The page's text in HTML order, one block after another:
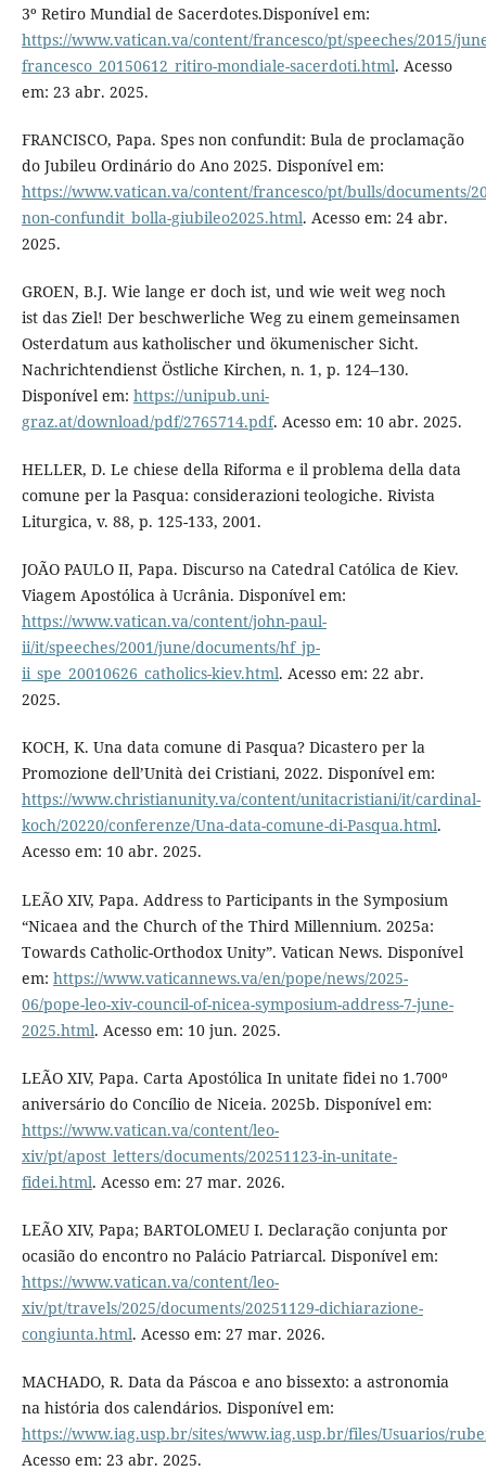
3º Retiro Mundial de Sacerdotes.Disponível em:
https://www.vatican.va/content/francesco/pt/speeches/2015/
francesco_20150612_ritiro-mondiale-sacerdoti.html. Acesso
em: 23 abr. 2025.
FRANCISCO, Papa. Spes non confundit: Bula de proclamação
do Jubileu Ordinário do Ano 2025. Disponível em:
https://www.vatican.va/content/francesco/pt/bulls/documents/
non-confundit_bolla-giubileo2025.html. Acesso em: 24 abr.
2025.
GROEN, B.J. Wie lange er doch ist, und wie weit weg noch
ist das Ziel! Der beschwerliche Weg zu einem gemeinsamen
Osterdatum aus katholischer und ökumenischer Sicht.
Nachrichtendienst Östliche Kirchen, n. 1, p. 124–130.
Disponível em: https://unipub.uni-
graz.at/download/pdf/2765714.pdf. Acesso em: 10 abr. 2025.
HELLER, D. Le chiese della Riforma e il problema della data
comune per la Pasqua: considerazioni teologiche. Rivista
Liturgica, v. 88, p. 125-133, 2001.
JOÃO PAULO II, Papa. Discurso na Catedral Católica de Kiev.
Viagem Apostólica à Ucrânia. Disponível em:
https://www.vatican.va/content/john-paul-
ii/it/speeches/2001/june/documents/hf_jp-
ii_spe_20010626_catholics-kiev.html. Acesso em: 22 abr.
2025.
KOCH, K. Una data comune di Pasqua? Dicastero per la
Promozione dell’Unità dei Cristiani, 2022. Disponível em:
https://www.christianunity.va/content/unitacristiani/it/cardinal-
koch/20220/conferenze/Una-data-comune-di-Pasqua.html.
Acesso em: 10 abr. 2025.
LEÃO XIV, Papa. Address to Participants in the Symposium
“Nicaea and the Church of the Third Millennium. 2025a:
Towards Catholic-Orthodox Unity”. Vatican News. Disponível
em: https://www.vaticannews.va/en/pope/news/2025-
06/pope-leo-xiv-council-of-nicea-symposium-address-7-june-
2025.html. Acesso em: 10 jun. 2025.
LEÃO XIV, Papa. Carta Apostólica In unitate fidei no 1.700º
aniversário do Concílio de Niceia. 2025b. Disponível em:
https://www.vatican.va/content/leo-
xiv/pt/apost_letters/documents/20251123-in-unitate-
fidei.html. Acesso em: 27 mar. 2026.
LEÃO XIV, Papa; BARTOLOMEU I. Declaração conjunta por
ocasião do encontro no Palácio Patriarcal. Disponível em:
https://www.vatican.va/content/leo-
xiv/pt/travels/2025/documents/20251129-dichiarazione-
congiunta.html. Acesso em: 27 mar. 2026.
MACHADO, R. Data da Páscoa e ano bissexto: a astronomia
na história dos calendários. Disponível em:
https://www.iag.usp.br/sites/www.iag.usp.br/files/Usuarios/
Acesso em: 23 abr. 2025.